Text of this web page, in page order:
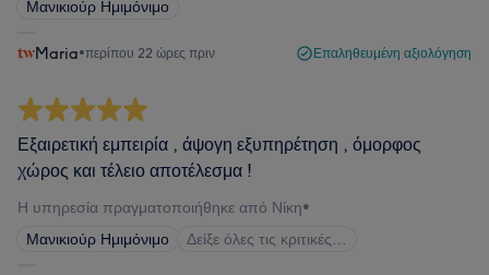
Μανικιούρ Ημιμόνιμο
Maria•περίπου 22 ώρες πριν Επαληθευμένη αξιολόγηση
Εξαιρετική εμπειρία , άψογη εξυπηρέτηση , όμορφος
χώρος και τέλειο αποτέλεσμα !
Η υπηρεσία πραγματοποιήθηκε από Νίκη•
Μανικιούρ Ημιμόνιμο
Δείξε όλες τις κριτικές…